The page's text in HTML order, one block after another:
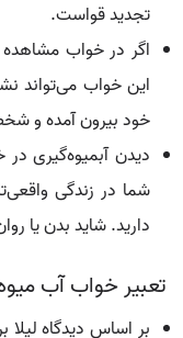
تجدید قواست.
اگر در خواب
این خواب می‌تواند
خود بیرون آمده و
دیدن آبمیوه‌گیری در
شما در زندگی
دارید. شاید بدن یا
تعبیر خواب آب میوه
بر اساس دیدگاه لیلا